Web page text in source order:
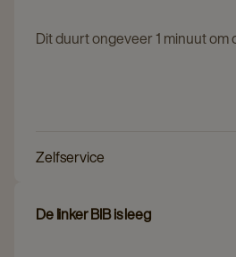
Dit duurt ongeveer 1 minuut om
Zelfservice
De linker BIB is leeg